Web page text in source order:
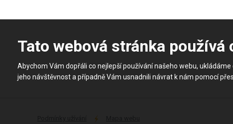
Tato webová stránka používá
Abychom Vám dopřáli co nejlepší používání našeho webu,
jeho návštěvnost a případně Vám usnadnili návrat k nám pomocí